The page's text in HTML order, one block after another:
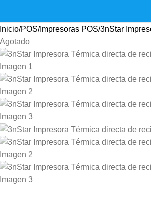
Inicio POS Impresoras POS 3nStar
Agotado